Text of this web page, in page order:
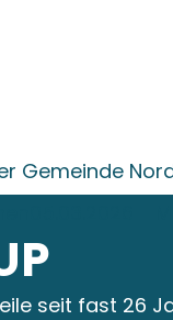
Gemeinde
seit fast 26